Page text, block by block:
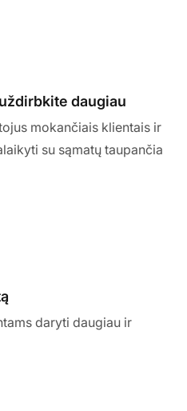
daugiau
mokančiais klientais ir
su sąmatų taupančia
daryti daugiau ir